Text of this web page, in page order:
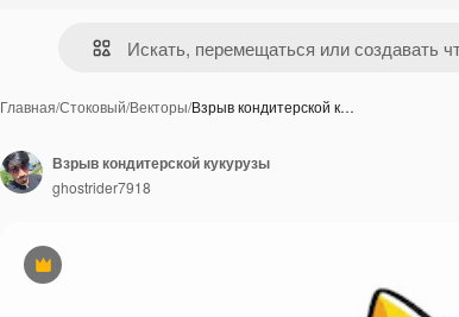
Главная/Стоковый/Векторы/Взрыв кондитерской к…
Премиум
Взрыв кондитерской кукурузы
ghostrider7918